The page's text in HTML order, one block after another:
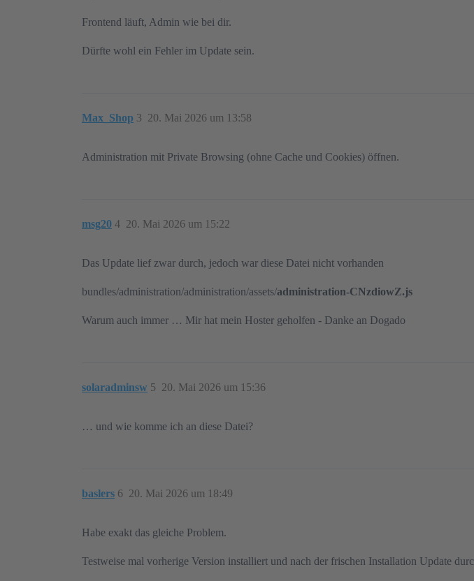
Frontend läuft, Admin wie bei dir.
Dürfte wohl ein Fehler im Update sein.
Max_Shop 20. Mai 2026 um 13:58
3
Administration mit Private Browsing (ohne Cache und Cookies) öffnen.
msg20 20. Mai 2026 um 15:22
4
Das Update lief zwar durch, jedoch war diese Datei nicht vorhanden
bundles/administration/administration/assets/administration-CNzdiowZ.js
Warum auch immer … Mir hat mein Hoster geholfen - Danke an Dogado
solaradminsw 20. Mai 2026 um 15:36
5
… und wie komme ich an diese Datei?
baslers 20. Mai 2026 um 18:49
6
Habe exakt das gleiche Problem.
Testweise mal vorherige Version installiert und nach der frischen Installation Update